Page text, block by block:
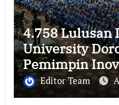
4.758 Lulusan
University
Pemimpin
Berdampak
Editor Team